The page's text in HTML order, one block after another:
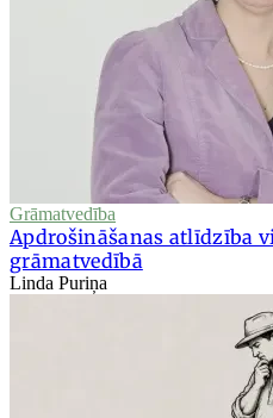
Grāmatvedība
Apdrošināšanas atlīdzība
grāmatvedībā
Linda Puriņa